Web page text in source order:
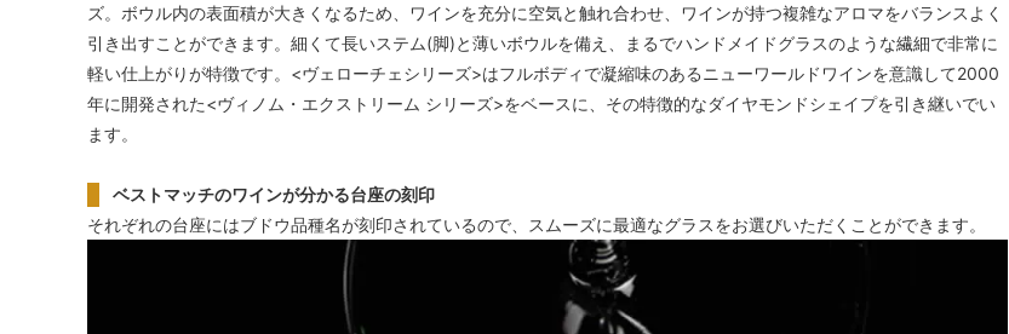
ズ。ボウル内の表面積が大きくなるため、ワインを充分に空気と触れ合わせ、ワインが持つ複雑なアロマをバランスよく
引き出すことができます。細くて長いステム(脚)と薄いボウルを備え、まるでハンドメイドグラスのような繊細で非常に
軽い仕上がりが特徴です。<ヴェローチェシリーズ>はフルボディで凝縮味のあるニューワールドワインを意識して2000
年に開発された<ヴィノム・エクストリーム シリーズ>をベースに、その特徴的なダイヤモンドシェイプを引き継いでい
ます。
ベストマッチのワインが分かる台座の刻印
それぞれの台座にはブドウ品種名が刻印されているので、スムーズに最適なグラスをお選びいただくことができます。